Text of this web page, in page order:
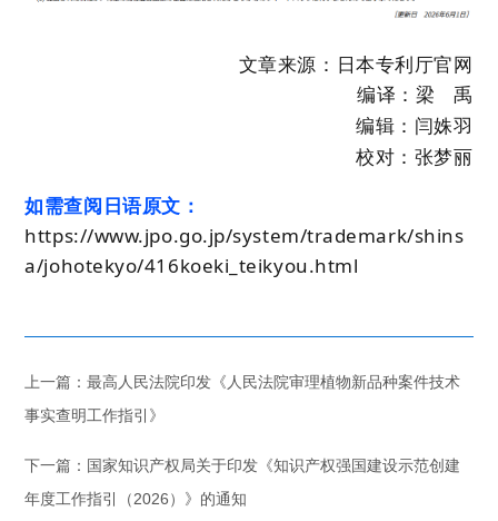
文章来源 ： 日本专利厅官网
编译： 梁 禹
编辑：闫姝羽
校对：张梦丽
如需查阅日语原文：
https://www.jpo.go.jp/system/trademark/shins
a/johotekyo/416koeki_teikyou.html
上一篇：最高人民法院印发《人民法院审理植物新品种案件技术
事实查明工作指引》
下一篇：国家知识产权局关于印发《知识产权强国建设示范创建
年度工作指引（2026）》的通知